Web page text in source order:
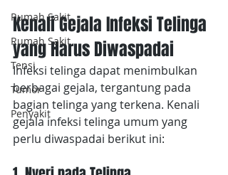
Rumah Sakit
Rumah Sakit
Tensi
Tumor
Penyakit
Kenali Gejala Infeksi Telinga
yang Harus Diwaspadai
Infeksi telinga dapat menimbulkan
berbagai gejala, tergantung pada
bagian telinga yang terkena. Kenali
gejala infeksi telinga umum yang
perlu diwaspadai berikut ini: